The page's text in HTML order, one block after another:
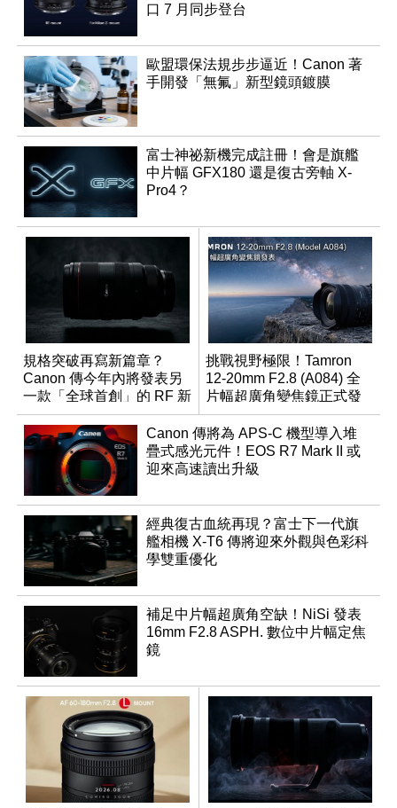
口 7 月同步登台
歐盟環保法規步步逼近！Canon 著
手開發「無氟」新型鏡頭鍍膜
富士神祕新機完成註冊！會是旗艦
中片幅 GFX180 還是復古旁軸 X-
Pro4？
規格突破再寫新篇章？
Canon 傳今年內將發表另
一款「全球首創」的 RF 新
鏡頭
挑戰視野極限！Tamron
12-20mm F2.8 (A084) 全
片幅超廣角變焦鏡正式發
表
Canon 傳將為 APS-C 機型導入堆
疊式感光元件！EOS R7 Mark II 或
迎來高速讀出升級
經典復古血統再現？富士下一代旗
艦相機 X-T6 傳將迎來外觀與色彩科
學雙重優化
補足中片幅超廣角空缺！NiSi 發表
16mm F2.8 ASPH. 數位中片幅定焦
鏡